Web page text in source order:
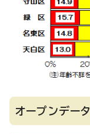
オープンデータ